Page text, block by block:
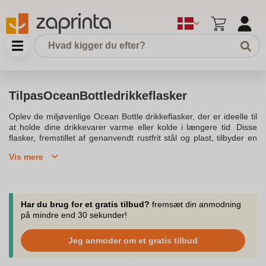
TilpasOceanBottledrikkeflasker
Oplev de miljøvenlige Ocean Bottle drikkeflasker, der er ideelle til
at holde dine drikkevarer varme eller kolde i længere tid. Disse
flasker, fremstillet af genanvendt rustfrit stål og plast, tilbyder en
500 ml er Ocean Bottle både en pålidelig vandflaske og en stilfuld
timer, så uanset vejret, er dine drikkevarer altid ved den rette
temperatur.Ocean Bottle flasker er genanvendelige og lette at
rengøre, selv i opvaskemaskinen. Hver genopfyldning bidrager til
kystsamfund, hvilket gør dem til en ansvarlig valg for dem, der
ønsker at reducere deres miljøpåvirkning. Deres robuste og
holdbare design, kombineret med en smarte NFC smart chip, gør
Vis mere
Har du brug for et gratis tilbud? fremsæt din anmodning
på mindre end 30 sekunder!
Jeg anmoder om et gratis tilbud